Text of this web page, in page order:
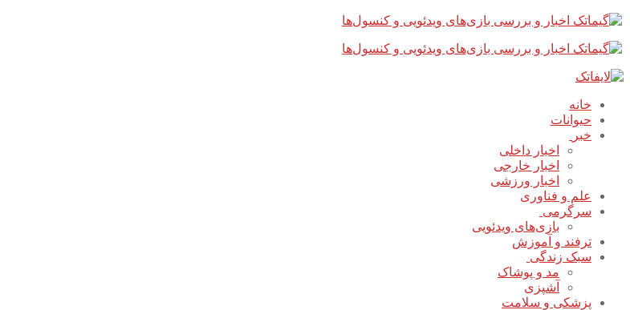
پرش
محتوا
فهرست
بستن
خانه
حیوانات
خبر
اخبار داخلی
اخبار خارجی
اخبار ورزشی
علم و فناوری
سرگرمی
بازی‌های ویدئویی
ترفند و آموزش
سبک زندگی
مد و پوشاک
آشپزی
پزشکی و سلامت